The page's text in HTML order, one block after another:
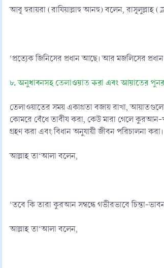
‘প্রত্যেক জিনিসের প্রধান আছে। আর মজলিসের
৮. অনুধাবনসহ তেলাওয়াত করা এবং আয়াতের
তেলাওয়াতের সময় একাগ্রতা বজায় রাখা,
কোমরে বেঁধে তাবীয করা, কেউ মারা গেলে কুরআন-
গ্রহণ করা এবং বিধান অনুযায়ী জীবন পরিচালনা করা।
আল্লাহ তা‘আলা বলেন,
‘তবে কি তারা কুরআন সম্বন্ধে গভীরভাবে চিন্তা-
আল্লাহ তা‘আলা বলেন,